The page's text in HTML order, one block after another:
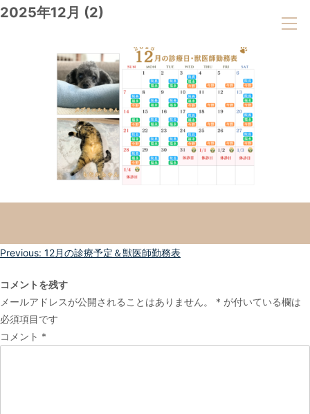
2025年12月 (2)
投
ナ
ビ
ゲ
ー
Previous: 12月の診療予定＆獣医師勤務表
コメントを残す
メールアドレスが公開されることはありません。
* が付いている欄は
必須項目です
コメント *